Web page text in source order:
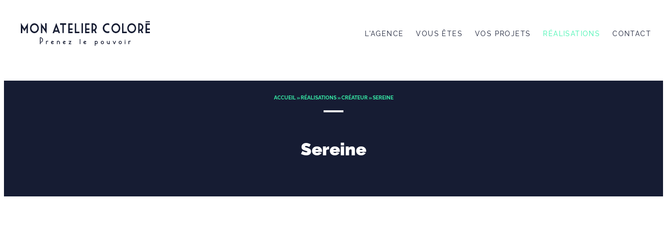
L'AGENCE VOUS ÊTES VOS PROJETS RÉALISATIONS CONTACT
ACCUEIL» RÉALISATIONS»CRÉATEUR » SEREINE
Sereine